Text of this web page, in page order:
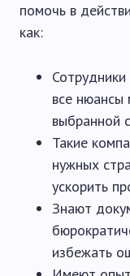
помочь в
как:
все нюансы
выбранной
Такие
нужных
ускорить
Знают
избежать